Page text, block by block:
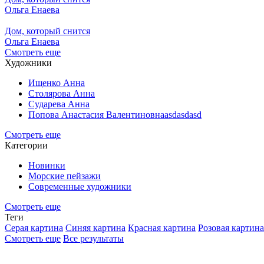
Ольга Енаева
Дом, который снится
Ольга Енаева
Смотреть еще
Художники
Ищенко Анна
Столярова Анна
Сударева Анна
Попова Анастасия Валентиновнаasdasdasd
Смотреть еще
Категории
Новинки
Морские пейзажи
Современные художники
Смотреть еще
Теги
Серая картина Синяя картина Красная картина Розовая картина
Смотреть еще Все результаты